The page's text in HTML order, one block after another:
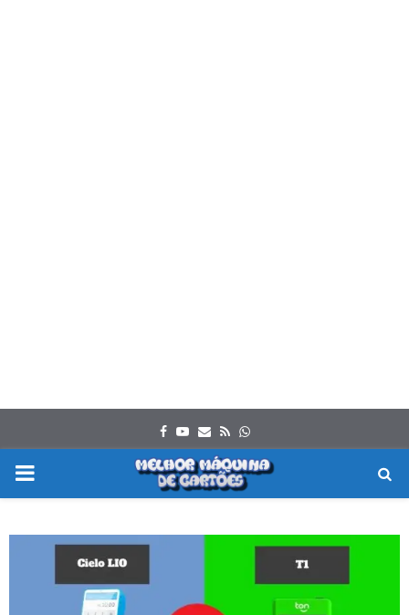
Facebook
Youtube
Email
RssWhatsapp
PRIMARY